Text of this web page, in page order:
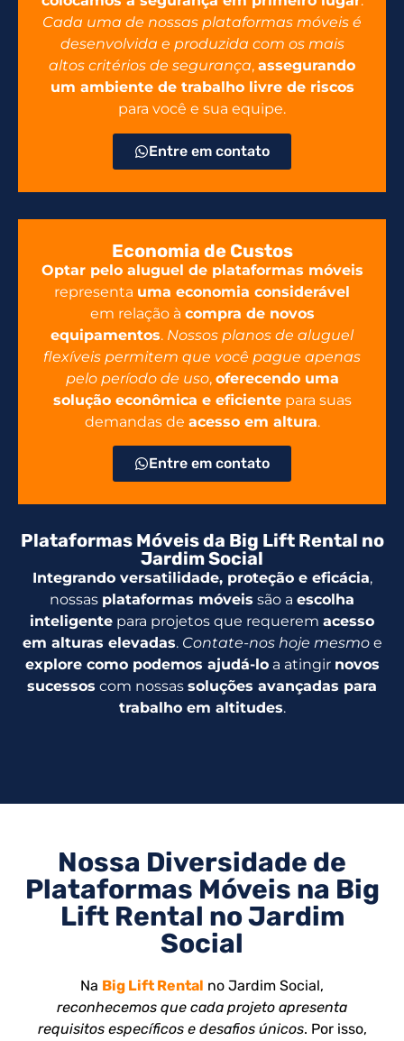
Cada uma de nossas plataformas móveis é
desenvolvida e produzida com os mais
altos critérios de segurança, assegurando
um ambiente de trabalho livre de riscos
para você e sua equipe.
Entre em contato
Economia de Custos
Optar pelo aluguel de plataformas móveis
representa uma economia considerável
em relação à compra de novos
equipamentos. Nossos planos de aluguel
flexíveis permitem que você pague apenas
pelo período de uso, oferecendo uma
solução econômica e eficientepara suas
demandas de acesso em altura.
Entre em contato
Plataformas Móveis da Big Lift Rental no
Jardim Social
Integrando versatilidade, proteção e eficácia,
nossas plataformas móveis são a escolha
inteligente para projetos que requerem acesso
em alturas elevadas. Contate-nos hoje mesmoe
explore como podemos ajudá-loa atingir novos
sucessos com nossas soluções avançadas para
trabalho em altitudes.
Nossa Diversidade de
Plataformas Móveis na Big
Lift Rental no Jardim
Social
Na Big Lift Rental no Jardim Social,
reconhecemos que cada projeto apresenta
requisitos específicos e desafios únicos. Por isso,